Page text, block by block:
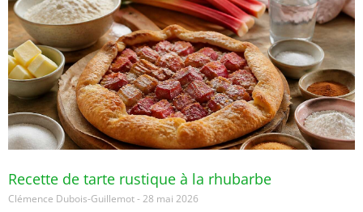
Recette de tarte rustique à la rhubarbe
Clémence Dubois-Guillemot 28 mai 2026